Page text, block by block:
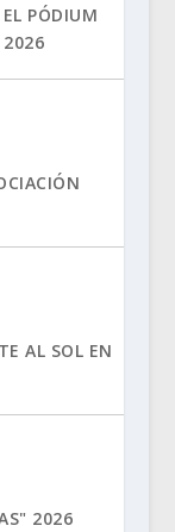
PÓDIUM
2026
AL SOL EN
2026